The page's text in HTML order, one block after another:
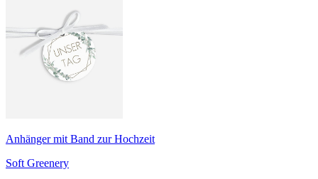
Anhänger mit Band zur Hochzeit
Soft Greenery